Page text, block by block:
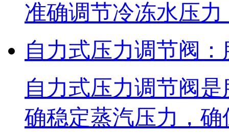
准确调节冷冻水压
自力式压力调节阀
自力式压力调节阀
确稳定蒸汽压力，